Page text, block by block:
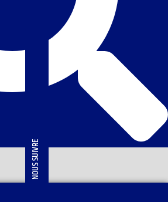
NOUS SUIVRE